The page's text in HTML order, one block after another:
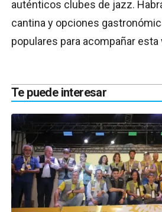
auténticos clubes de jazz.
cantina y opciones
populares para acompañar esta
Te puede interesar